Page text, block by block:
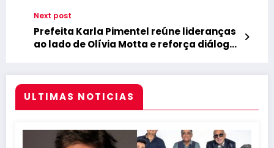
Next post
Prefeita Karla Pimentel reúne lideranças
ao lado de Olívia Motta e reforça diálogo
ULTIMAS NOTICIAS